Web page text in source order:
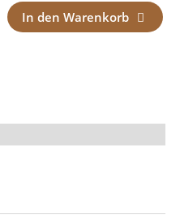
In den Warenkorb